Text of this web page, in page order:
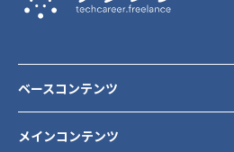
メインコンテンツ
ベースコンテンツ